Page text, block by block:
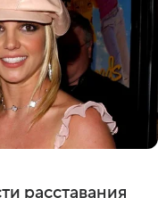
расставания